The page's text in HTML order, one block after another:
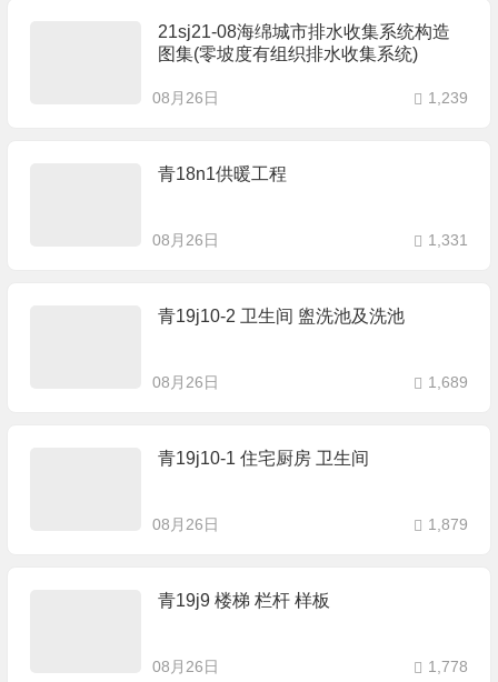
21sj21-08海绵城市排水收集系统构造
图集(零坡度有组织排水收集系统)
08月26日 1,239
青18n1供暖工程
08月26日 1,331
青19j10-2 卫生间 盥洗池及洗池
08月26日 1,689
青19j10-1 住宅厨房 卫生间
08月26日 1,879
青19j9 楼梯 栏杆 样板
08月26日 1,778